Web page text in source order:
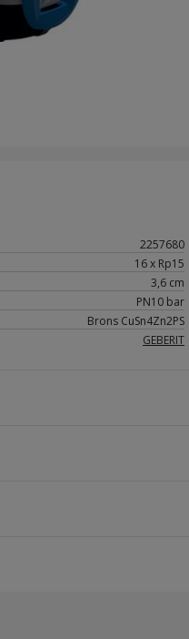
2257680
16 x Rp15
3,6 cm
PN10 bar
Brons CuSn4Zn2PS
GEBERIT